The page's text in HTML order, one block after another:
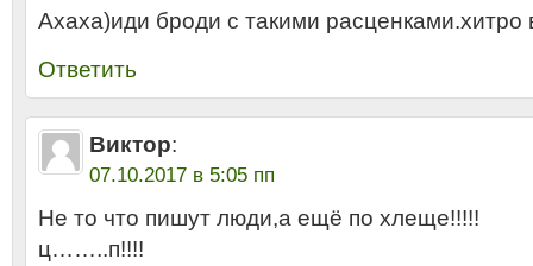
Ахаха)иди броди с такими
Ответить
Виктор:
07.10.2017 в 5:05 пп
Не то что пишут люди,а ещё по хлеще!!!!!
ц……..п!!!!